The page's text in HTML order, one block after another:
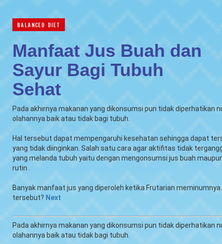
BALANCED DIET
Manfaat Jus Buah dan
Sayur Bagi Tubuh
Sehat
Pada akhirnya makanan yang dikonsumsi pun tidak diperhatikan
olahannya baik atau tidak bagi tubuh.
Hal tersebut dapat mempengaruhi kesehatan sehingga dapat
yang tidak diinginkan. Salah satu cara agar aktifitas tidak
yang melanda tubuh yaitu dengan mengonsumsi jus buah
rutin .
Banyak manfaat jus yang diperoleh ketika Frutarian
tersebut? Next
Pada akhirnya makanan yang dikonsumsi pun tidak diperhatikan
olahannya baik atau tidak bagi tubuh.